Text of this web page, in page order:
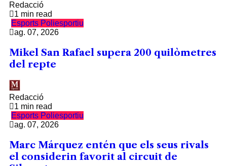
Redacció
1 min read
Esports Poliesportiu
ag. 07, 2026
Mikel San Rafael supera 200 quilòmetres
del repte
Redacció
1 min read
Esports Poliesportiu
ag. 07, 2026
Marc Márquez entén que els seus rivals
el considerin favorit al circuit de